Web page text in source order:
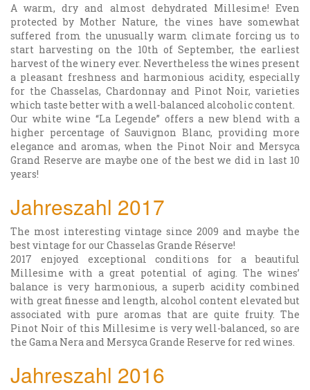
A warm, dry and almost dehydrated Millesime! Even
protected by Mother Nature, the vines have somewhat
suffered from the unusually warm climate forcing us to
start harvesting on the 10th of September, the earliest
harvest of the winery ever. Nevertheless the wines present
a pleasant freshness and harmonious acidity, especially
for the Chasselas, Chardonnay and Pinot Noir, varieties
which taste better with a well-balanced alcoholic content.
Our white wine “La Legende” offers a new blend with a
higher percentage of Sauvignon Blanc, providing more
elegance and aromas, when the Pinot Noir and Mersyca
Grand Reserve are maybe one of the best we did in last 10
years!
Jahreszahl 2017
The most interesting vintage since 2009 and maybe the
best vintage for our Chasselas Grande Réserve!
2017 enjoyed exceptional conditions for a beautiful
Millesime with a great potential of aging. The wines’
balance is very harmonious, a superb acidity combined
with great finesse and length, alcohol content elevated but
associated with pure aromas that are quite fruity. The
Pinot Noir of this Millesime is very well-balanced, so are
the Gama Nera and Mersyca Grande Reserve for red wines.
Jahreszahl 2016